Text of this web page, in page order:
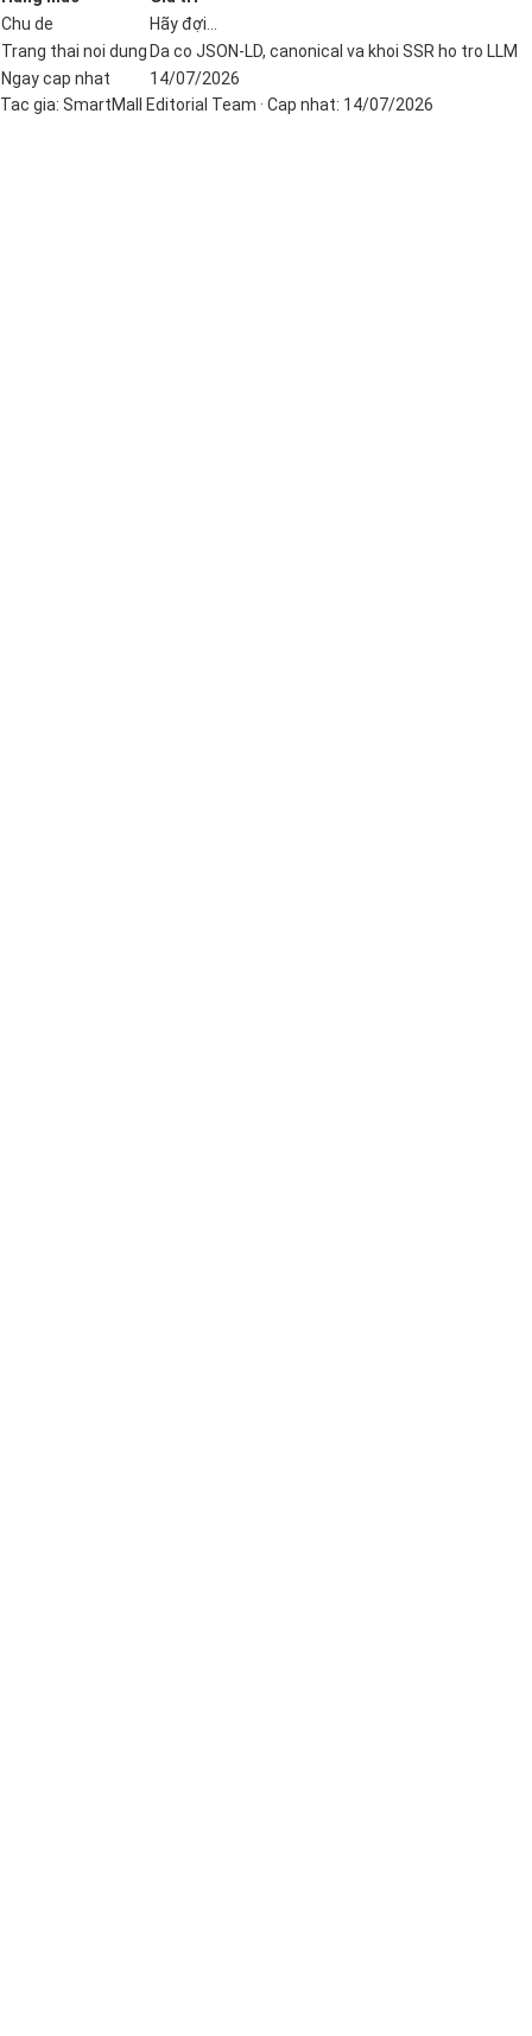
Chu de
Hãy đợi...
Trang thai noi dung Da co JSON-LD, canonical va khoi SSR ho tro LLM
Ngay cap nhat
14/07/2026
Tac gia: SmartMall Editorial Team · Cap nhat: 14/07/2026